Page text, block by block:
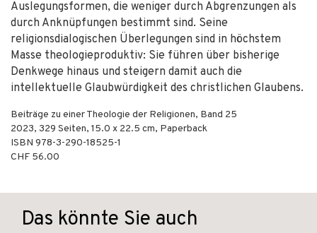
Auslegungsformen, die weniger durch Abgrenzungen als
durch Anknüpfungen bestimmt sind. Seine
religionsdialogischen Überlegungen sind in höchstem
Masse theologieproduktiv: Sie führen über bisherige
Denkwege hinaus und steigern damit auch die
intellektuelle Glaubwürdigkeit des christlichen Glaubens.
Beiträge zu einer Theologie der Religionen, Band 25
2023, 329 Seiten, 15.0 x 22.5 cm, Paperback
ISBN 978-3-290-18525-1
CHF 56.00
Das könnte Sie auch